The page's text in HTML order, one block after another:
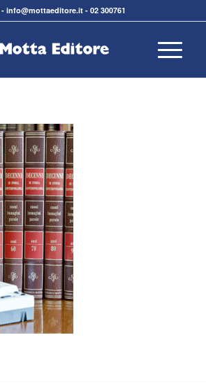
-info@mottaeditore.it -02 300761